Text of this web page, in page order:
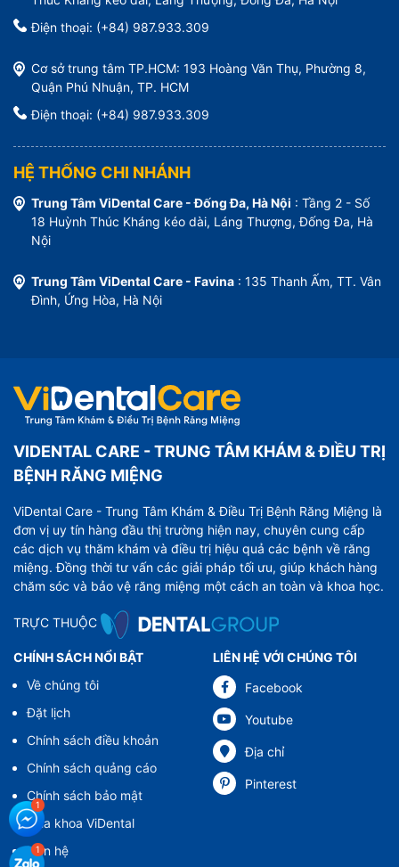
Điện thoại: (+84) 987.933.309
Cơ sở trung tâm TP.HCM: 193 Hoàng Văn Thụ, Phường 8,
Quận Phú Nhuận, TP. HCM
Điện thoại: (+84) 987.933.309
HỆ THỐNG CHI NHÁNH
Trung Tâm ViDental Care - Đống Đa, Hà Nội : Tầng 2 - Số
18 Huỳnh Thúc Kháng kéo dài, Láng Thượng, Đống Đa, Hà
Nội
Trung Tâm ViDental Care - Favina : 135 Thanh Ấm, TT. Vân
Đình, Ứng Hòa, Hà Nội
VIDENTAL CARE - TRUNG TÂM KHÁM & ĐIỀU TRỊ
BỆNH RĂNG MIỆNG
ViDental Care - Trung Tâm Khám & Điều Trị Bệnh Răng Miệng là
đơn vị uy tín hàng đầu thị trường hiện nay, chuyên cung cấp
các dịch vụ thăm khám và điều trị hiệu quả các bệnh về răng
miệng. Đồng thời tư vấn các giải pháp tối ưu, giúp khách hàng
chăm sóc và bảo vệ răng miệng một cách an toàn và khoa học.
TRỰC THUỘC
CHÍNH SÁCH NỔI BẬT
Về chúng tôi
Đặt lịch
Chính sách điều khoản
Chính sách quảng cáo
Chính sách bảo mật
Nha khoa ViDental
Liên hệ
LIÊN HỆ VỚI CHÚNG TÔI
Facebook
Youtube
Địa chỉ
Pinterest